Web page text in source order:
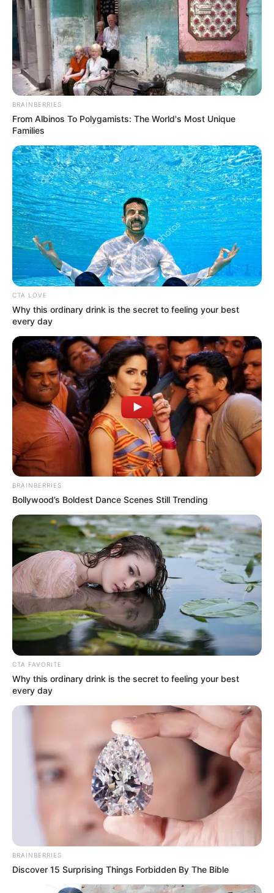
ΕΒΡΑΙΟΙ ΚΑΙ ΕΠΑΝΑΣΤΑΣΕΙΣ….
Ο ΠΟΥ υπό έλεγχο:
παρατυπίες και
Δεν χρωστάμε σε κανέναν, αυτοί
χρωστούν σε εμάς τα πάντα
Τρίτη, 6 Σεπτεμβρίου 2022, 12:14
Η επιστήμη θα πρέπει να
ανήκει στους ανθρώπους και
όχι στο Νταβός...
ΓΙΑΤΙ ΑΠΟΦΑΣΗΣΑ ΝΑ
ΓΡΑΨΩ
ΠΟΙΟΣ ΣΚΟΤΩΣΕ ΤΟΝ
ΚΑΠΟΔΙΣΤΡΙΑ;;[Η δολοφονία
του Καποδίστρια – Ποιοι
ήταν οι πραγματικοί...
Υγειονομικοί: Επιστολή-
κόλαφος στην επέτειο των
αναστολών..
Email address:
Όλα τα κείμενα και οι εικόνες είναι πνευματική ιδιοκτησία του
ΝΙΚΟΛΑΟΣ ΑΝΑΞΙΜΑΝΔΡΟΣ. Aπαγορεύεται η αναπαραγωγή, η
BRAINBERRIES
From Albinos To Polygamists: The World's Most Unique
Families
CTA LOVE
Why this ordinary drink is the secret to feeling your best
every day
BRAINBERRIES
Bollywood’s Boldest Dance Scenes Still Trending
CTA FAVORITE
Why this ordinary drink is the secret to feeling your best
every day
BRAINBERRIES
Discover 15 Surprising Things Forbidden By The Bible